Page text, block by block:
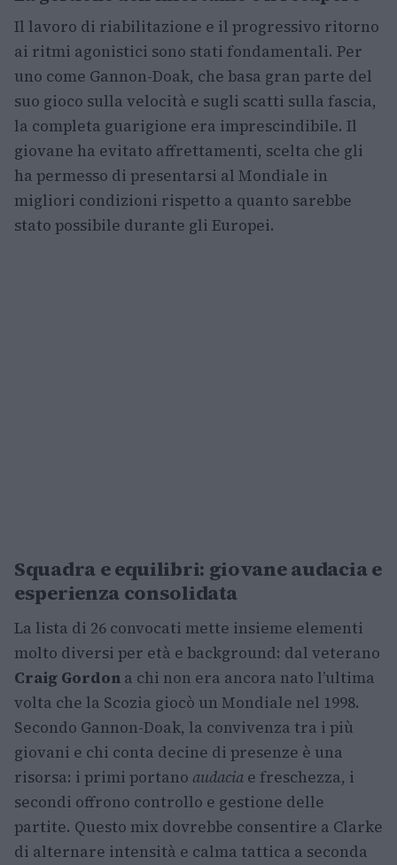
Il lavoro di riabilitazione e il progressivo ritorno
ai ritmi agonistici sono stati fondamentali. Per
uno come Gannon-Doak, che basa gran parte del
suo gioco sulla velocità e sugli scatti sulla fascia,
la completa guarigione era imprescindibile. Il
giovane ha evitato affrettamenti, scelta che gli
ha permesso di presentarsi al Mondiale in
migliori condizioni rispetto a quanto sarebbe
stato possibile durante gli Europei.
Squadra e equilibri: giovane audacia e
esperienza consolidata
La lista di 26 convocati mette insieme elementi
molto diversi per età e background: dal veterano
Craig Gordon a chi non era ancora nato l’ultima
volta che la Scozia giocò un Mondiale nel 1998.
Secondo Gannon-Doak, la convivenza tra i più
giovani e chi conta decine di presenze è una
risorsa: i primi portano audacia e freschezza, i
secondi offrono controllo e gestione delle
partite. Questo mix dovrebbe consentire a Clarke
di alternare intensità e calma tattica a seconda